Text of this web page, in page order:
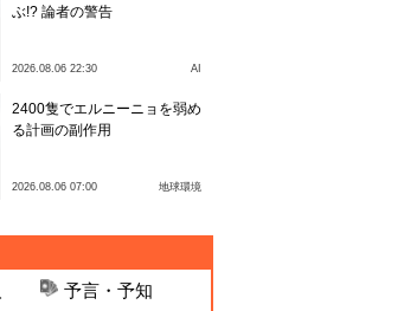
ぶ!? 論者の警告
2026.08.06 22:30 AI
2400隻でエルニーニョを弱め
る計画の副作用
2026.08.06 07:00 地球環境
予言・予知